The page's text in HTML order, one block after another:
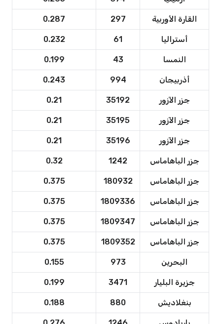
القارة الأوربية 297
0.287
أستراليا 61
0.232
النمسا 43
0.199
أذربيجان 994
0.243
جزر الآزور 35192
0.21
جزر الآزور 35195
0.21
جزر الآزور 35196
0.21
جزر الباهاماس 1242
0.32
جزر الباهاماس 180932
0.375
جزر الباهاماس 1809336
0.375
جزر الباهاماس 1809347
0.375
جزر الباهاماس 1809352
0.375
البحرين 973
0.155
جزيرة البليار 3471
0.199
بنغلاديش 880
0.188